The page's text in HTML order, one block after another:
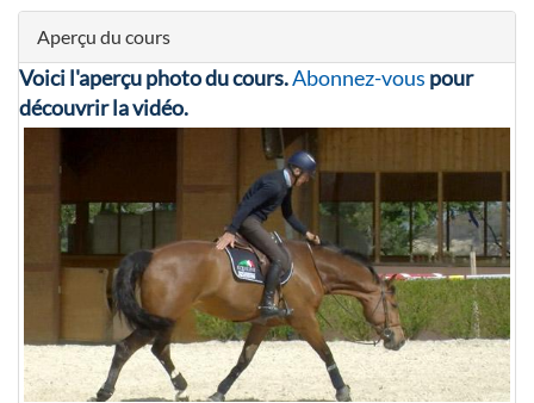
Aperçu du cours
Voici l'aperçu photo du cours.Abonnez-vous pour
découvrir la vidéo.